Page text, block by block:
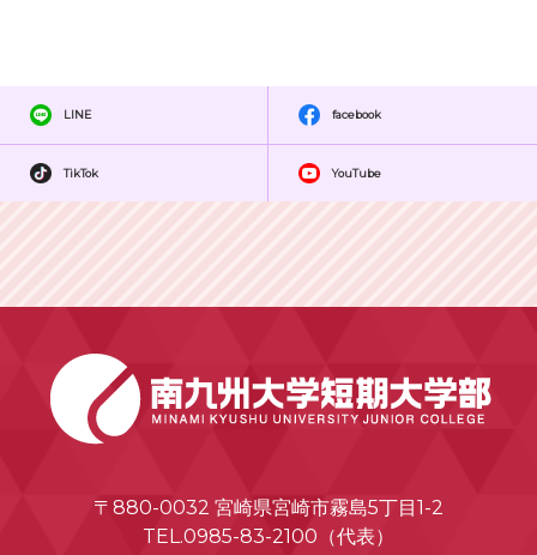
LINE facebook
TikTok YouTube
〒880-0032 宮崎県宮崎市霧島5丁目1-2
TEL.0985-83-2100（代表）